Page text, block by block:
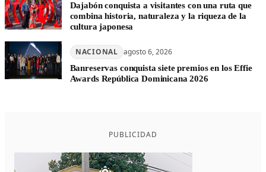
Dajabón conquista a visitantes con una ruta que
combina historia, naturaleza y la riqueza de la
cultura japonesa
NACIONAL agosto 6, 2026
Banreservas conquista siete premios en los Effie
Awards República Dominicana 2026
PUBLICIDAD